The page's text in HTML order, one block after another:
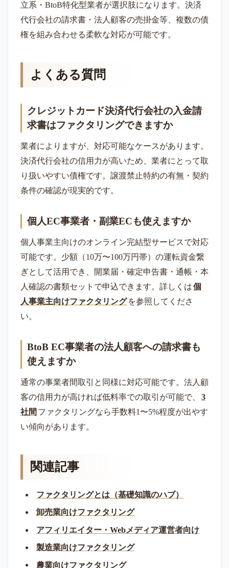
立系・BtoB特化型業者が選択肢になります。決済
代行会社の請求書・法人顧客の売掛金等、複数の債
権を組み合わせる柔軟な対応が可能です。
よくある質問
クレジットカード決済代行会社の入金請
求書はファクタリングできますか
業者によりますが、対応可能なケースがあります。
決済代行会社の信用力が高いため、業者にとって取
り扱いやすい債権です。譲渡禁止特約の有無・契約
条件の確認が現実的です。
個人EC事業者・副業ECも使えますか
個人事業主向けのオンライン完結型サービスで対応
可能です。少額（10万〜100万円帯）の運転資金繋
ぎとして活用でき、開業届・確定申告書・通帳・本
人確認の書類セットで申込できます。詳しくは個
人事業主向けファクタリング を参照してくださ
い。
BtoB EC事業者の法人顧客への請求書も
使えますか
通常の事業者間取引と同様に対応可能です。法人顧
客の信用力が高ければ低料率での取引が可能で、
3
社間 ファクタリングなら手数料1〜5%程度が出やす
い傾向があります。
関連記事
ファクタリングとは（基礎知識のハブ）
卸売業向けファクタリング
アフィリエイター・Webメディア運営者向け
製造業向けファクタリング
農業向けファクタリング